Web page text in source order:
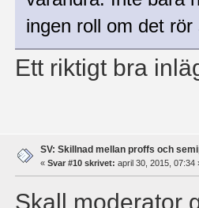
ingen roll om det
Ett riktigt bra
SV: Skillnad mellan proffs och
« Svar #10 skrivet: april 30, 2015, 07:34
Skall moderator